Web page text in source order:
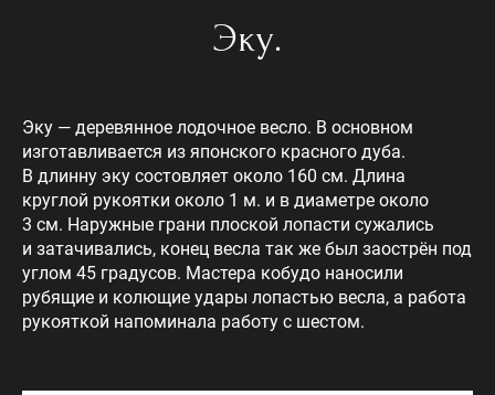
Эку.
Эку — деревянное лодочное весло. В основном
изготавливается из японского красного дуба.
В длинну эку состовляет около 160 см. Длина
круглой рукоятки около 1 м. и в диаметре около
3 см. Наружные грани плоской лопасти сужались
и затачивались, конец весла так же был заострён под
углом 45 градусов. Мастера кобудо наносили
рубящие и колющие удары лопастью весла, а работа
рукояткой напоминала работу с шестом.